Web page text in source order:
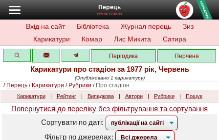
Перець
ГУМОР І САТИРА
Вхід на сайт Бібліотека Журнал перець
Зиз
Карикатури
Комар Лис Микита Сатира
Періодика Перченя
Карикатури про стадіон за 1977 рік, Червень
(Опубліковано 1 карикатуру)
/ Перець / Карикатури / Рубрики / Про стадіон
Карикатури | Рейтинг | Випадкова | Автори | Рубрики | Пошук
Повернутися до переліку без фільтрування та сортування
Сортувати по даті:
Фільтр по джерелах: